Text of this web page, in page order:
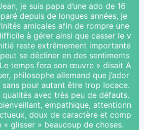
je suis papa d’une ado de 16
depuis de longues années, je
amicales afin de rompre une
à gérer ainsi que casser le v
reste extrêmement importante
se décliner en des sentiments
temps fera son œuvre » disait A
philosophe allemand que j’ador
sans pour autant être trop locace.
avec très peu de défauts.
empathique, attentionn
doux de caractère et comp
« glisser » beaucoup de choses.